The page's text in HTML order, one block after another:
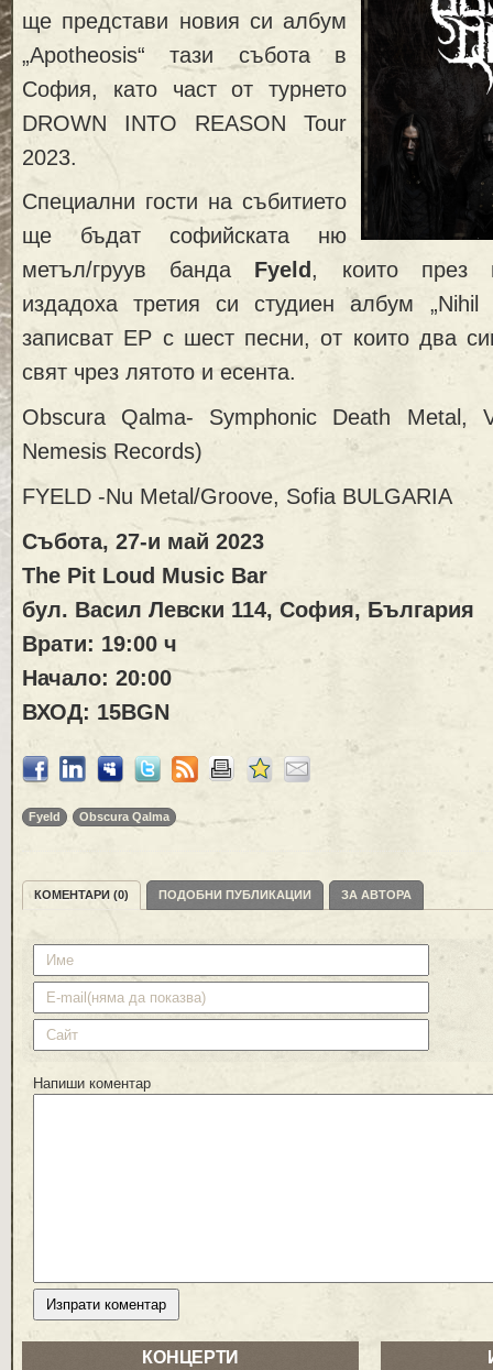
ще представи новия си албум
„Apotheosis“ тази събота в
София, като част от турнето
DROWN INTO REASON Tour
2023.
Специални гости на събитието
ще бъдат софийската ню
метъл/груув банда Fyeld , които през
издадоха третия си студиен албум
записват EP с шест песни, от които два
свят чрез лятото и есента.
Obscura Qalma- Symphonic Death Metal,
Nemesis Records)
FYELD -Nu Metal/Groove, Sofia BULGARIA
Събота, 27-и май 2023
The Pit Loud Music Bar
бул. Васил Левски 114, София, България
Врати: 19:00 ч
Начало: 20:00
ВХОД: 15BGN
Fyeld Obscura Qalma
КОМЕНТАРИ (0) ПОДОБНИ ПУБЛИКАЦИИ ЗА АВТОРА
Напиши коментар
КОНЦЕРТИ